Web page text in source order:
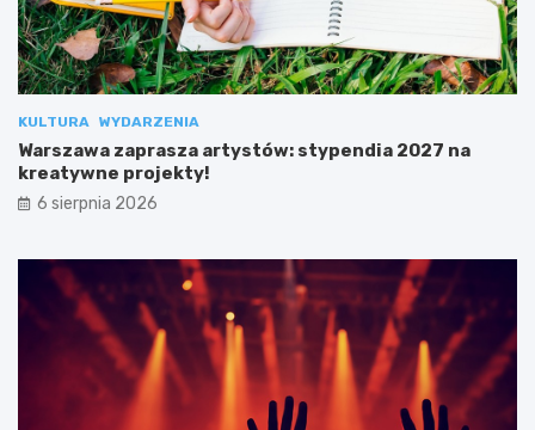
KULTURA WYDARZENIA
Warszawa zaprasza artystów: stypendia 2027 na
kreatywne projekty!
6 sierpnia 2026